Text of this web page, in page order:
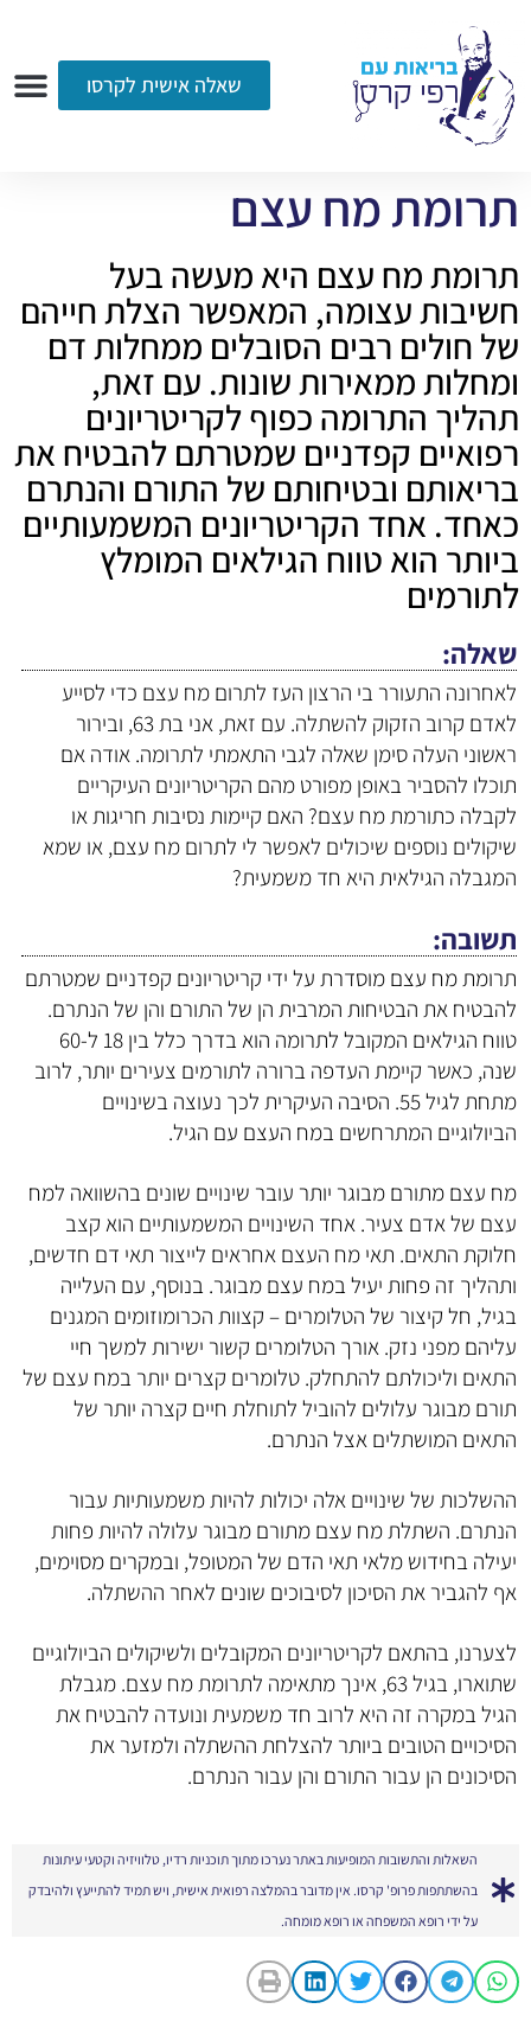
שאלה אישית לקרסו
תרומת מח עצם
תרומת מח עצם היא מעשה בעל
חשיבות עצומה, המאפשר הצלת חייהם
של חולים רבים הסובלים ממחלות דם
ומחלות ממאירות שונות. עם זאת,
תהליך התרומה כפוף לקריטריונים
רפואיים קפדניים שמטרתם להבטיח את
בריאותם ובטיחותם של התורם והנתרם
כאחד. אחד הקריטריונים המשמעותיים
ביותר הוא טווח הגילאים המומלץ
לתורמים
שאלה
לאחרונה התעורר בי הרצון העז לתרום מח עצם כדי לסייע
לאדם קרוב הזקוק להשתלה. עם זאת, אני בת 63, ובירור
ראשוני העלה סימן שאלה לגבי התאמתי לתרומה. אודה אם
תוכלו להסביר באופן מפורט מהם הקריטריונים העיקריים
לקבלה כתורמת מח עצם? האם קיימות נסיבות חריגות או
שיקולים נוספים שיכולים לאפשר לי לתרום מח עצם, או שמא
המגבלה הגילאית היא חד משמעית?
תשובה
תרומת מח עצם מוסדרת על ידי קריטריונים קפדניים שמטרתם
להבטיח את הבטיחות המרבית הן של התורם והן של הנתרם.
טווח הגילאים המקובל לתרומה הוא בדרך כלל בין 18 ל-60
שנה, כאשר קיימת העדפה ברורה לתורמים צעירים יותר, לרוב
מתחת לגיל 55. הסיבה העיקרית לכך נעוצה בשינויים
הביולוגיים המתרחשים במח העצם עם הגיל.
מח עצם מתורם מבוגר יותר עובר שינויים שונים בהשוואה למח
עצם של אדם צעיר. אחד השינויים המשמעותיים הוא קצב
חלוקת התאים. תאי מח העצם אחראים לייצור תאי דם חדשים,
ותהליך זה פחות יעיל במח עצם מבוגר. בנוסף, עם העלייה
בגיל, חל קיצור של הטלומרים – קצוות הכרומוזומים המגנים
עליהם מפני נזק. אורך הטלומרים קשור ישירות למשך חיי
התאים וליכולתם להתחלק. טלומרים קצרים יותר במח עצם של
תורם מבוגר עלולים להוביל לתוחלת חיים קצרה יותר של
התאים המושתלים אצל הנתרם.
ההשלכות של שינויים אלה יכולות להיות משמעותיות עבור
הנתרם. השתלת מח עצם מתורם מבוגר עלולה להיות פחות
יעילה בחידוש מלאי תאי הדם של המטופל, ובמקרים מסוימים,
אף להגביר את הסיכון לסיבוכים שונים לאחר ההשתלה.
לצערנו, בהתאם לקריטריונים המקובלים ולשיקולים הביולוגיים
שתוארו, בגיל 63, אינך מתאימה לתרומת מח עצם. מגבלת
הגיל במקרה זה היא לרוב חד משמעית ונועדה להבטיח את
הסיכויים הטובים ביותר להצלחת ההשתלה ולמזער את
הסיכונים הן עבור התורם והן עבור הנתרם.
השאלות והתשובות המופיעות באתר נערכו מתוך תוכניות רדיו, טלוויזיה וקטעי עיתונות
בהשתתפות פרופ' קרסו. אין מדובר בהמלצה רפואית אישית, ויש תמיד להתייעץ ולהיבדק
על ידי רופא המשפחה או רופא מומחה.